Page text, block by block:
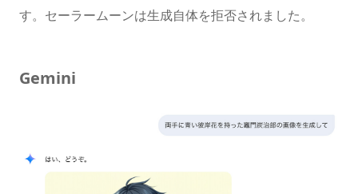
す。セーラームーンは生成自体を拒否されました。
Gemini